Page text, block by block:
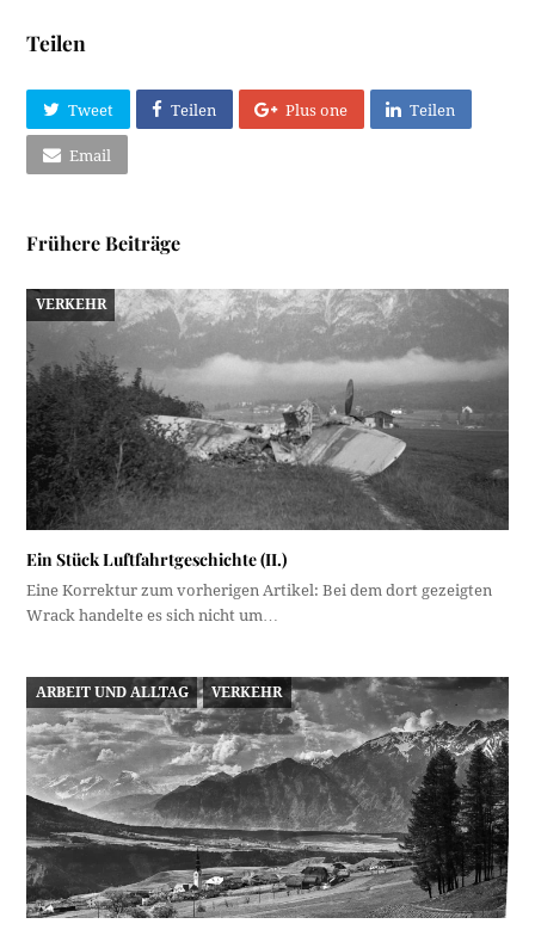
Teilen
Tweet Teilen Plus one Teilen
Email
Frühere Beiträge
VERKEHR
Ein Stück Luftfahrtgeschichte (II.)
Eine Korrektur zum vorherigen Artikel: Bei dem dort gezeigten
Wrack handelte es sich nicht um…
ARBEIT UND ALLTAG VERKEHR